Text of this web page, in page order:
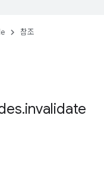
참조
.invalidate